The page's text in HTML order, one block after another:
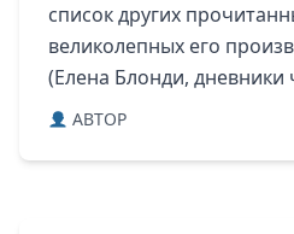
список других
великолепных его
(Елена Блонди, дневники
ABTOP